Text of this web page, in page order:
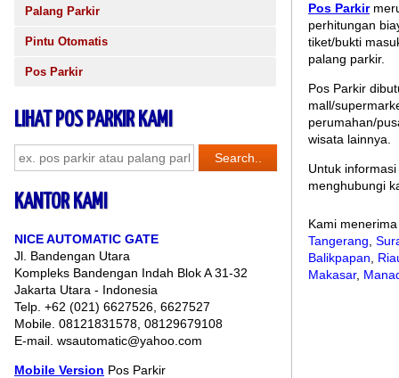
Palang Parkir
Pintu Otomatis
Pos Parkir
LIHAT POS PARKIR KAMI
KANTOR KAMI
NICE AUTOMATIC GATE
Jl. Bandengan Utara
Kompleks Bandengan Indah Blok A 31-32
Jakarta Utara - Indonesia
Telp. +62 (021) 6627526, 6627527
Mobile. 08121831578, 08129679108
E-mail. wsautomatic@yahoo.com
Mobile Version Pos Parkir
Pos Parkir
perhitungan
tiket/bukti
palang parkir.
Pos Parkir
mall/
perumahan/
wisata lainnya.
Untuk
menghubungi
Kami
Tangerang
Balikpapan
Makasar,